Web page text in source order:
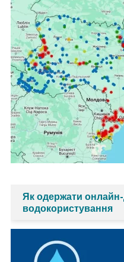
Як одержати онлайн-
водокористування